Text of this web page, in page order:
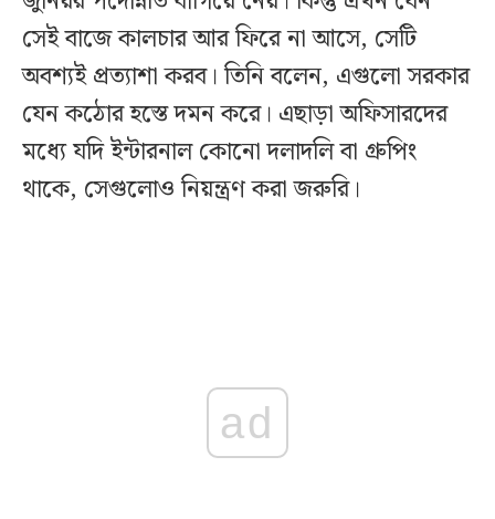
সেই বাজে কালচার আর ফিরে না আসে, সেটি
অবশ্যই প্রত্যাশা করব। তিনি বলেন, এগুলো সরকার
যেন কঠোর হস্তে দমন করে। এছাড়া অফিসারদের
মধ্যে যদি ইন্টারনাল কোনো দলাদলি বা গ্রুপিং
থাকে, সেগুলোও নিয়ন্ত্রণ করা জরুরি।
ad